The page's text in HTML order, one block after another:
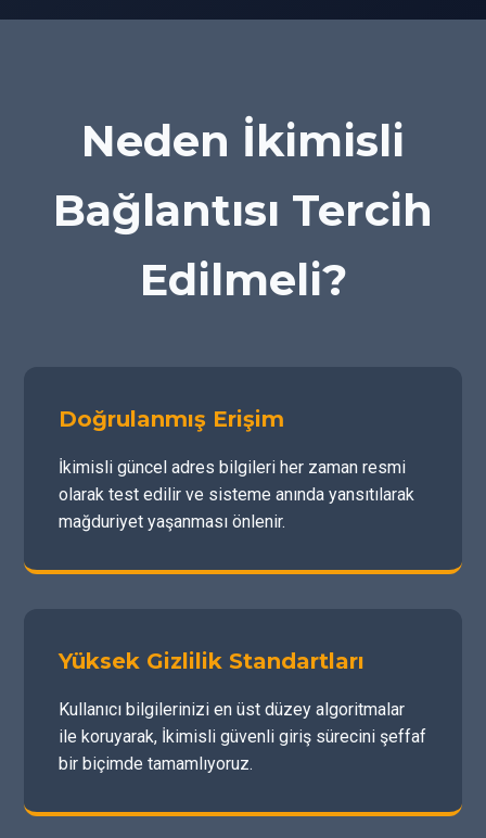
Neden İkimisli
Bağlantısı Tercih
Edilmeli?
Doğrulanmış Erişim
İkimisli güncel adres bilgileri her zaman resmi
olarak test edilir ve sisteme anında yansıtılarak
mağduriyet yaşanması önlenir.
Yüksek Gizlilik Standartları
Kullanıcı bilgilerinizi en üst düzey algoritmalar
ile koruyarak, İkimisli güvenli giriş sürecini şeffaf
bir biçimde tamamlıyoruz.